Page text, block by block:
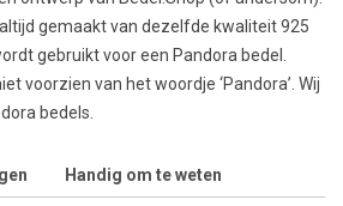
gemaakt van dezelfde kwaliteit 925
gebruikt voor een Pandora bedel.
voorzien van het woordje ‘Pandora’. Wij
bedels.
Handig om te weten